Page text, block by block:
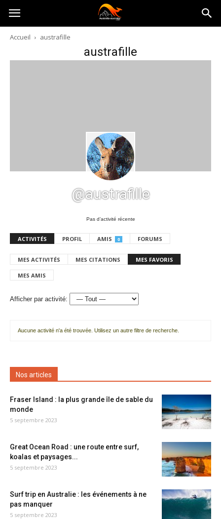
Australia-
australie.com
Accueil austrafille
austrafille
@austrafille
Pas d’activité récente
ACTIVITÉS PROFIL AMIS 0 FORUMS
MES ACTIVITÉS MES CITATIONS MES FAVORIS
MES AMIS
Afficher par activité:
Aucune activité n'a été trouvée. Utilisez un autre filtre de recherche.
Nos articles
Fraser Island : la plus grande île de sable du
monde
5 septembre 2023
Great Ocean Road : une route entre surf,
koalas et paysages...
5 septembre 2023
Surf trip en Australie : les événements à ne
pas manquer
5 septembre 2023